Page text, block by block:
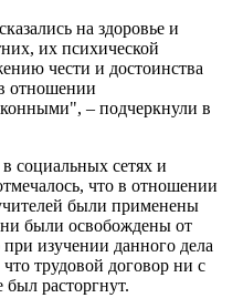
на здоровье и
их психической
чести и достоинства
отношении
– подчеркнули в
социальных сетях и
что в отношении
были применены
были освобождены от
изучении данного дела
трудовой договор ни с
расторгнут.